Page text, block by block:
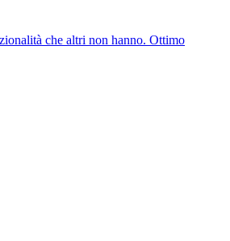
che altri non hanno. Ottimo